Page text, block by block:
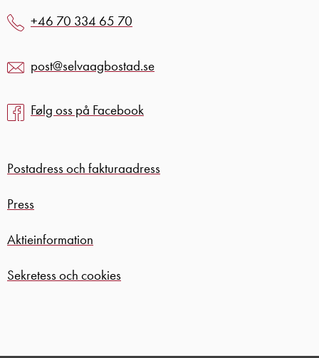
+46 70 334 65 70
post@selvaagbostad.se
Følg oss på Facebook
Postadress och fakturaadress
Press
Aktieinformation
Sekretess och cookies